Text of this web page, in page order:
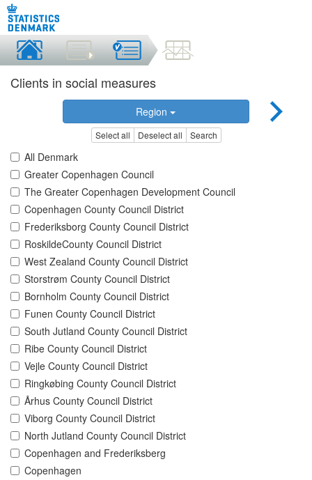
Clients in social measures
Region
Select all Deselect all Search
All Denmark
Greater Copenhagen Council
The Greater Copenhagen Development Council
Copenhagen County Council District
Frederiksborg County Council District
RoskildeCounty Council District
West Zealand County Council District
Storstrøm County Council District
Bornholm County Council District
Funen County Council District
South Jutland County Council District
Ribe County Council District
Vejle County Council District
Ringkøbing County Council District
Århus County Council District
Viborg County Council District
North Jutland County Council District
Copenhagen and Frederiksberg
Copenhagen